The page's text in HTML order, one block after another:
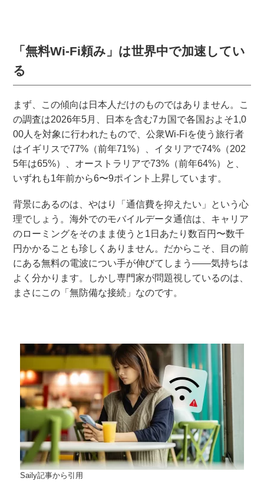
「無料Wi-Fi頼み」は世界中で加速してい
る
まず、この傾向は日本人だけのものではありません。こ
の調査は2026年5月、日本を含む7カ国で各国およそ1,0
00人を対象に行われたもので、公衆Wi-Fiを使う旅行者
はイギリスで77%（前年71%）、イタリアで74%（202
5年は65%）、オーストラリアで73%（前年64%）と、
いずれも1年前から6〜9ポイント上昇しています。
背景にあるのは、やはり「通信費を抑えたい」という心
理でしょう。海外でのモバイルデータ通信は、キャリア
のローミングをそのまま使うと1日あたり数百円〜数千
円かかることも珍しくありません。だからこそ、目の前
にある無料の電波につい手が伸びてしまう——気持ちは
よく分かります。しかし専門家が問題視しているのは、
まさにこの「無防備な接続」なのです。
Saily記事から引用